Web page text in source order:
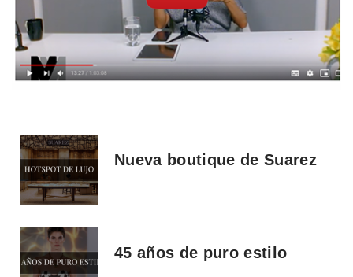
Nueva boutique de Suarez
45 años de puro estilo